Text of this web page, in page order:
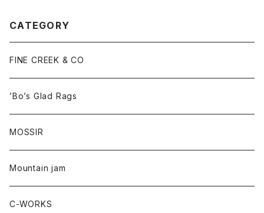
CATEGORY
FINE CREEK & CO
’Bo’s Glad Rags
MOSSIR
Mountain jam
C-WORKS